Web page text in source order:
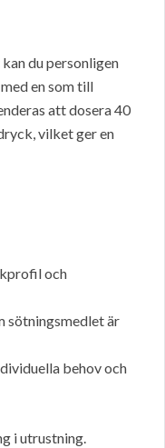
du personligen
ensom till
att dosera 40
vilket ger en
och
sötningsmedlet är
behov och
i utrustning.